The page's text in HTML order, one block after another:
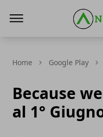
Home Google Play
Because
al 1°